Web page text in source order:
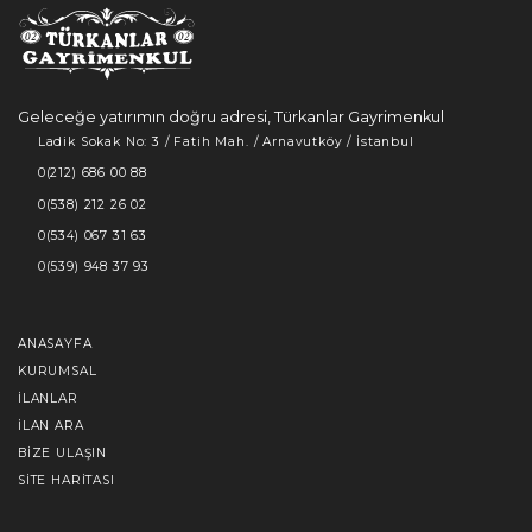
Geleceğe yatırımın doğru adresi, Türkanlar Gayrimenkul
Ladik Sokak No: 3 / Fatih Mah. / Arnavutköy / İstanbul
0(212) 686 00 88
0(538) 212 26 02
0(534) 067 31 63
0(539) 948 37 93
ANASAYFA
KURUMSAL
İLANLAR
İLAN ARA
BIZE ULAŞIN
SITE HARITASI